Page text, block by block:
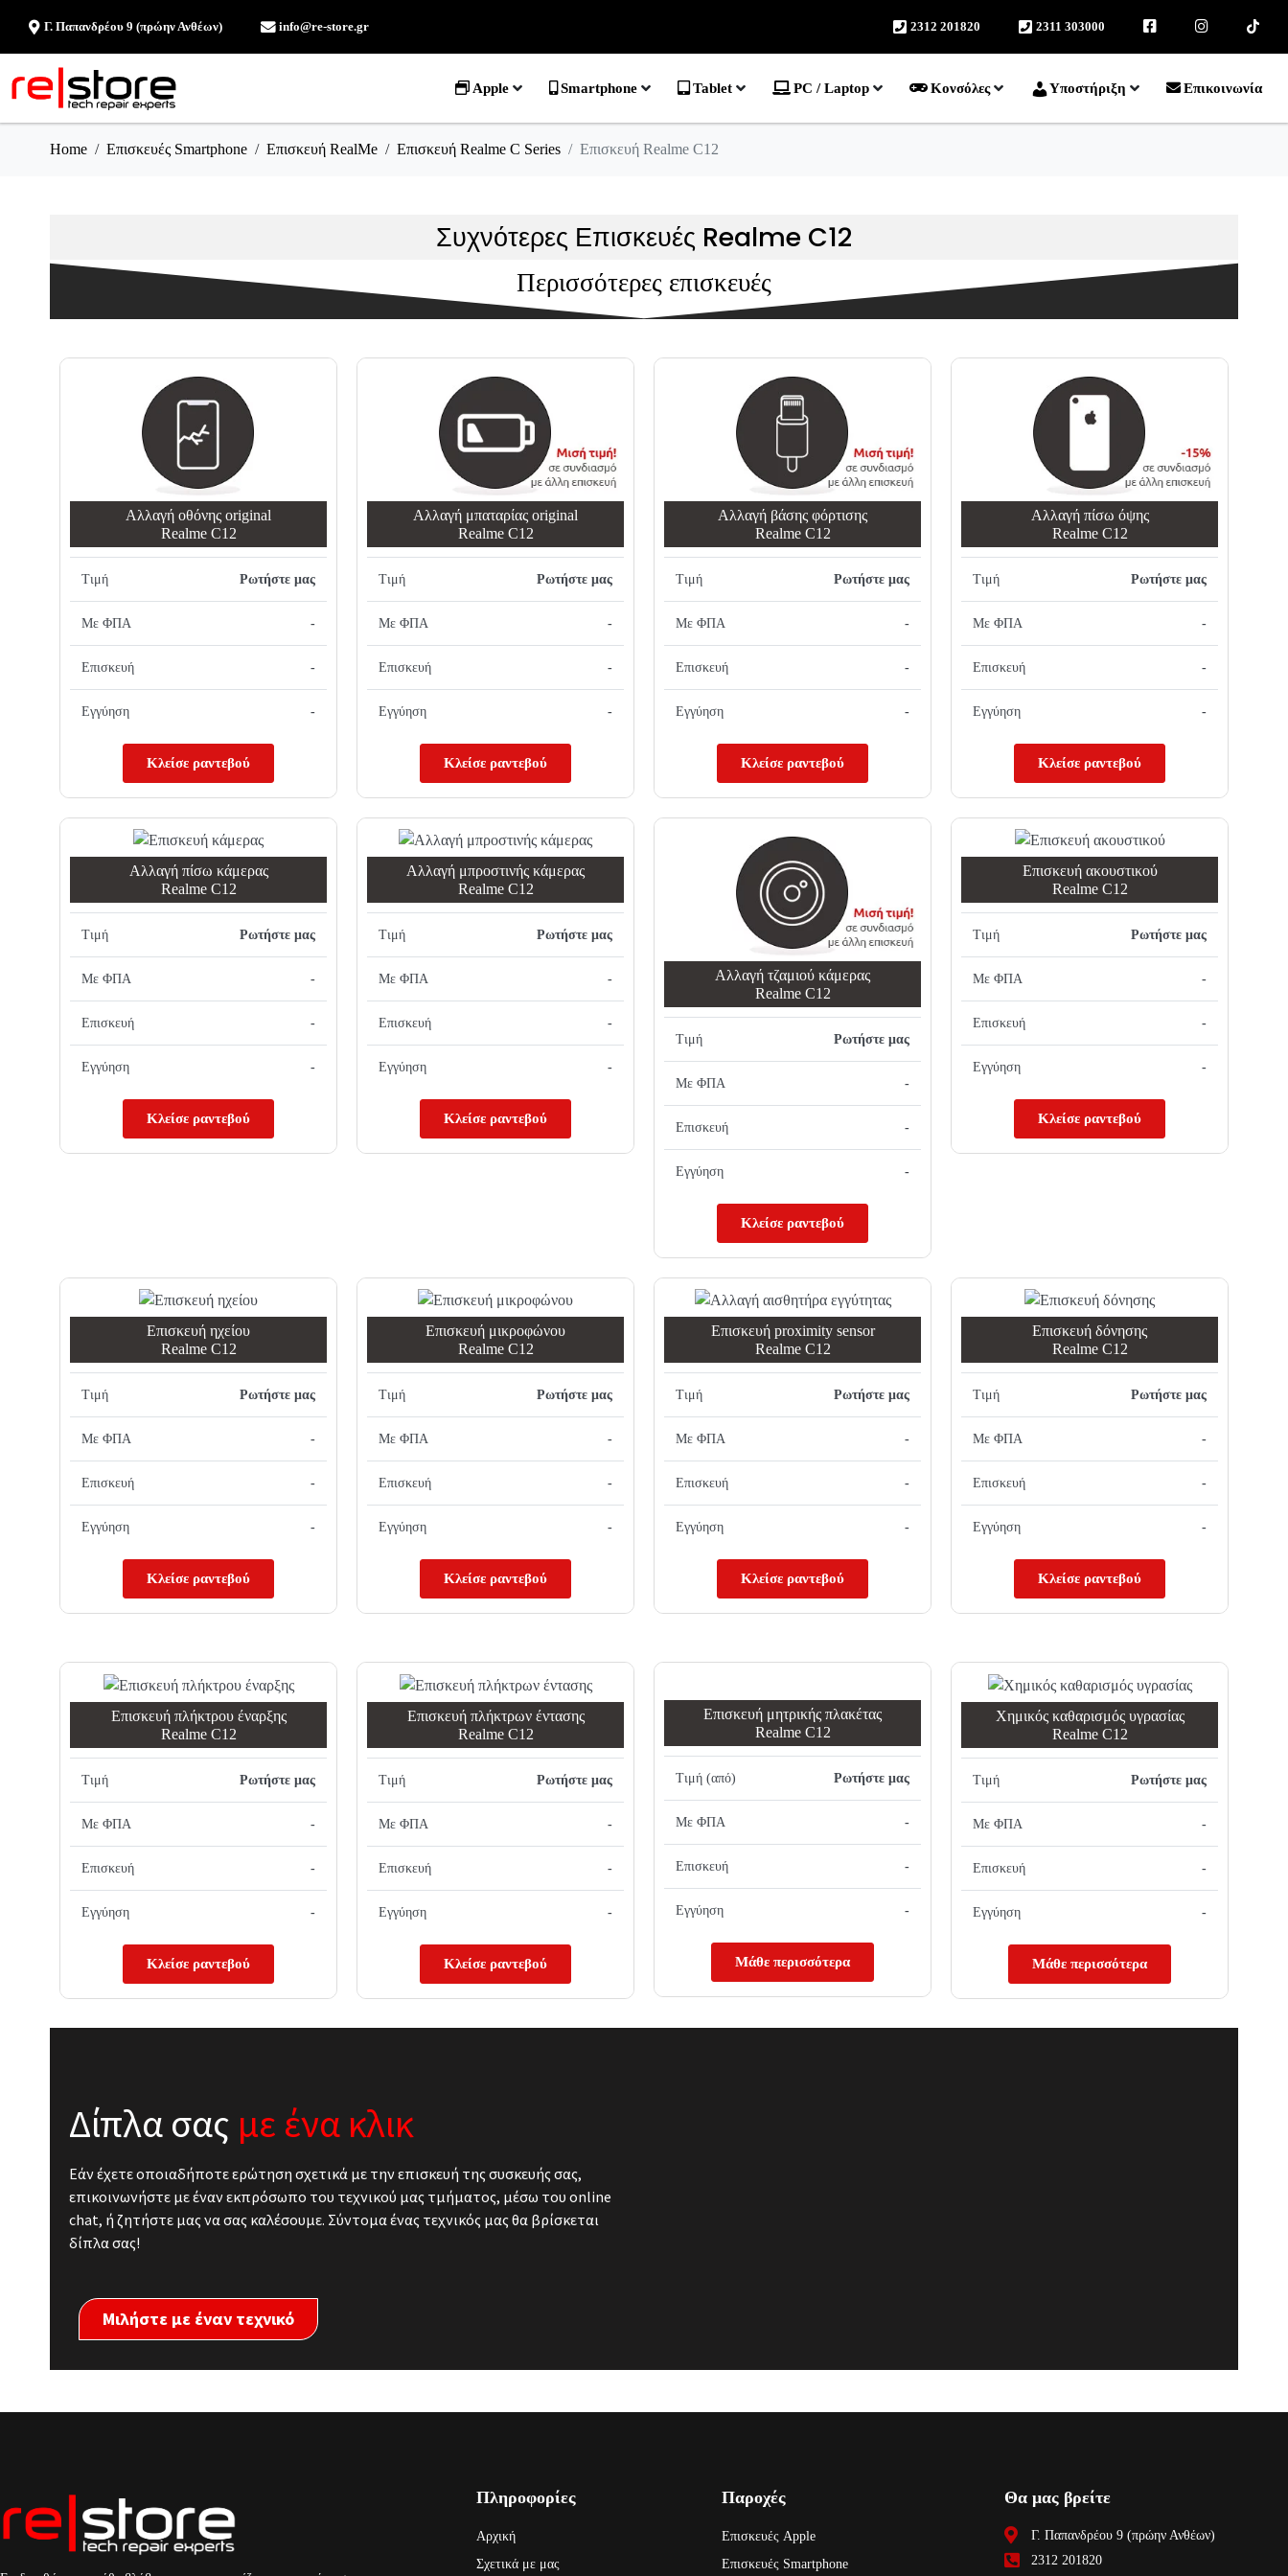
Γ. Παπανδρέου 9 (πρώην Ανθέων) info@re-store.gr 2312 201820 2311 303000 facebook instagramTikTok
Apple Smartphone Tablet PC / Laptop Κονσόλες Υποστήριξη Επικοινωνία
Home Επισκευές Smartphone Επισκευή RealMe Επισκευή Realme C Series Επισκευή Realme C12
Συχνότερες Επισκευές Realme C12
Περισσότερες επισκευές
Αλλαγή oθόνης οriginal
Realme C12
Τιμή Ρωτήστε μας
Με ΦΠΑ -
Επισκευή -
Εγγύηση -
Κλείσε ραντεβού
Αλλαγή μπαταρίας original
Realme C12
Τιμή Ρωτήστε μας
Με ΦΠΑ -
Επισκευή -
Εγγύηση -
Κλείσε ραντεβού
Αλλαγή βάσης φόρτισης
Realme C12
Τιμή Ρωτήστε μας
Με ΦΠΑ -
Επισκευή -
Εγγύηση -
Κλείσε ραντεβού
Αλλαγή πίσω όψης
Realme C12
Τιμή Ρωτήστε μας
Με ΦΠΑ -
Επισκευή -
Εγγύηση -
Κλείσε ραντεβού
Αλλαγή πίσω κάμερας
Realme C12
Τιμή Ρωτήστε μας
Με ΦΠΑ -
Επισκευή -
Εγγύηση -
Κλείσε ραντεβού
Αλλαγή μπροστινής κάμερας
Realme C12
Τιμή Ρωτήστε μας
Με ΦΠΑ -
Επισκευή -
Εγγύηση -
Κλείσε ραντεβού
Αλλαγή τζαμιού κάμερας
Realme C12
Τιμή Ρωτήστε μας
Με ΦΠΑ -
Επισκευή -
Εγγύηση -
Κλείσε ραντεβού
Επισκευή ακουστικού
Realme C12
Τιμή Ρωτήστε μας
Με ΦΠΑ -
Επισκευή -
Εγγύηση -
Κλείσε ραντεβού
Επισκευή ηχείου
Realme C12
Τιμή Ρωτήστε μας
Με ΦΠΑ -
Επισκευή -
Εγγύηση -
Κλείσε ραντεβού
Επισκευή μικροφώνου
Realme C12
Τιμή Ρωτήστε μας
Με ΦΠΑ -
Επισκευή -
Εγγύηση -
Κλείσε ραντεβού
Επισκευή proximity sensor
Realme C12
Τιμή Ρωτήστε μας
Με ΦΠΑ -
Επισκευή -
Εγγύηση -
Κλείσε ραντεβού
Επισκευή δόνησης
Realme C12
Τιμή Ρωτήστε μας
Με ΦΠΑ -
Επισκευή -
Εγγύηση -
Κλείσε ραντεβού
Επισκευή πλήκτρου έναρξης
Realme C12
Τιμή Ρωτήστε μας
Με ΦΠΑ -
Επισκευή -
Εγγύηση -
Κλείσε ραντεβού
Επισκευή πλήκτρων έντασης
Realme C12
Τιμή Ρωτήστε μας
Με ΦΠΑ -
Επισκευή -
Εγγύηση -
Κλείσε ραντεβού
Επισκευή μητρικής πλακέτας
Realme C12
Τιμή (από) Ρωτήστε μας
Με ΦΠΑ -
Επισκευή -
Εγγύηση -
Μάθε περισσότερα
Χημικός καθαρισμός υγρασίας
Realme C12
Τιμή Ρωτήστε μας
Με ΦΠΑ -
Επισκευή -
Εγγύηση -
Μάθε περισσότερα
Δίπλα σας με ένα κλικ
Εάν έχετε οποιαδήποτε ερώτηση σχετικά με την επισκευή της συσκευής σας,
επικοινωνήστε με έναν εκπρόσωπο του τεχνικού μας τμήματος, μέσω του online
chat, ή ζητήστε μας να σας καλέσουμε. Σύντομα ένας τεχνικός μας θα βρίσκεται
δίπλα σας!
Μιλήστε με έναν τεχνικό
Πληροφορίες
Αρχική
Σχετικά με μας
Παροχές
Επισκευές Apple
Επισκευές Smartphone
Θα μας βρείτε
Γ. Παπανδρέου 9 (πρώην Ανθέων)
2312 201820